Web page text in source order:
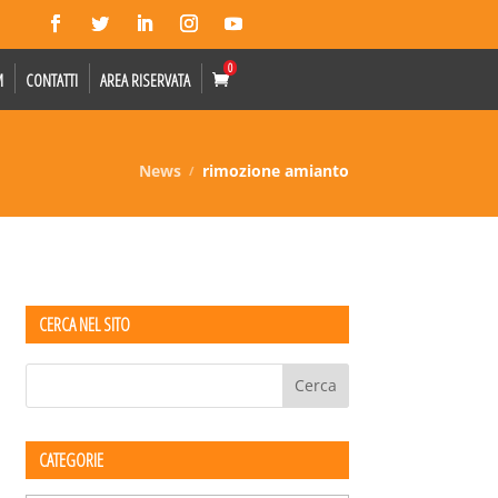
CONTATTI AREA RISERVATA
0
News rimozione amianto
CERCA NEL SITO
CATEGORIE